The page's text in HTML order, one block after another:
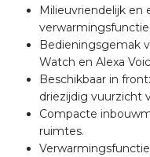
Milieuvriendelijk en
verwarmingsfunctie.
Bedieningsgemak
Watch en Alexa
Beschikbaar in
driezijdig vuurzicht
Compacte
ruimtes.